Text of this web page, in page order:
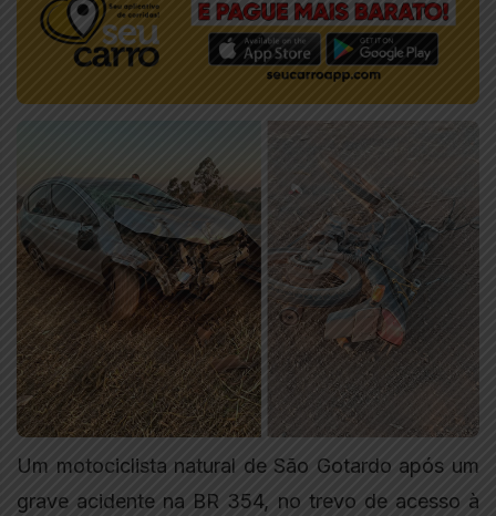
Um motociclista natural de São Gotardo após um
grave acidente na BR 354, no trevo de acesso à